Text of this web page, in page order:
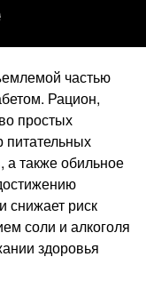
частью
Рацион,
простых
питательных
также обильное
снижает риск
соли и алкоголя
здоровья